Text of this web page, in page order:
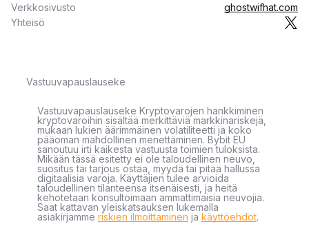
Verkkosivusto
ghostwifhat.com
Yhteisö
Vastuuvapauslauseke
Vastuuvapauslauseke Kryptovarojen hankkiminen
kryptovaroihin sisältää merkittäviä markkinariskejä,
mukaan lukien äärimmäinen volatiliteetti ja koko
pääoman mahdollinen menettäminen. Bybit EU
sanoutuu irti kaikesta vastuusta toimien tuloksista.
Mikään tässä esitetty ei ole taloudellinen neuvo,
suositus tai tarjous ostaa, myydä tai pitää hallussa
digitaalisia varoja. Käyttäjien tulee arvioida
taloudellinen tilanteensa itsenäisesti, ja heitä
kehotetaan konsultoimaan ammattimaisia neuvojia.
Saat kattavan yleiskatsauksen lukemalla
asiakirjamme riskien ilmoittaminen ja käyttöehdot.